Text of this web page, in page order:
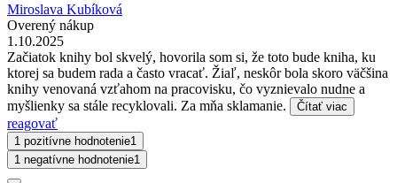
Miroslava Kubíková
Overený nákup
1.10.2025
Začiatok knihy bol skvelý, hovorila som si, že toto bude kniha, ku
ktorej sa budem rada a často vracať. Žiaľ, neskôr bola skoro väčšina
knihy venovaná vzťahom na pracovisku, čo vyznievalo nudne a
myšlienky sa stále recyklovali. Za mňa sklamanie.
Čítať viac
reagovať
1 pozitívne hodnotenie1
1 negatívne hodnotenie1